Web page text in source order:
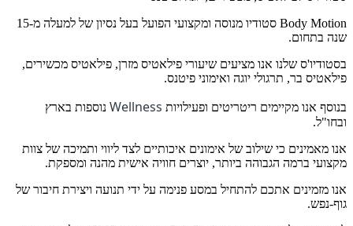
Body Motion סטודיו מנוסה ומקצועי הפועל בעל נסיון של למעלה מ-15
שנה בתחום.
בסטודיו'ס שלנו אנו מציעים שיעורי פילאטיס מזרן, פילאטיס מכשירים,
פילאטיס בר, תרגולי יוגה ואימוני פיטנס.
בנוסף אנו מקיימים ריטריטים ופעילויות Wellness נוספות בארץ
ובחו"ל.
אנו מאמינים כי שילוב של אימונים איכותיים לצד ליווי ותמיכה של צוות
מקצועי ברמה הגבוהה ביותר, יוצרים חוויה אישית מהנה ומספקת.
אנו מזמינים אתכם להתחיל במסע פנימה על ידי תנועה ויצירת חיבור של
גוף-נפש.